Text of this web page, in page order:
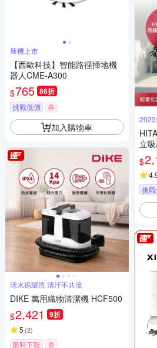
新機上市
【西歐科技】智能路徑掃地機
器人CME-A300
$765 86折
挑戰低價 券
加入購物車
活水循環洗 清汙不共流
DIKE 萬用織物清潔機 HCF500
$2,421 9折
5 (2)
限時下殺 券
立
照
電
$
挑